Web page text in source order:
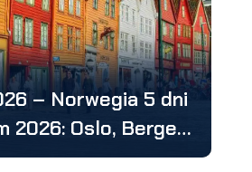
– Norwegia 5 dni
2026: Oslo, Bergen,